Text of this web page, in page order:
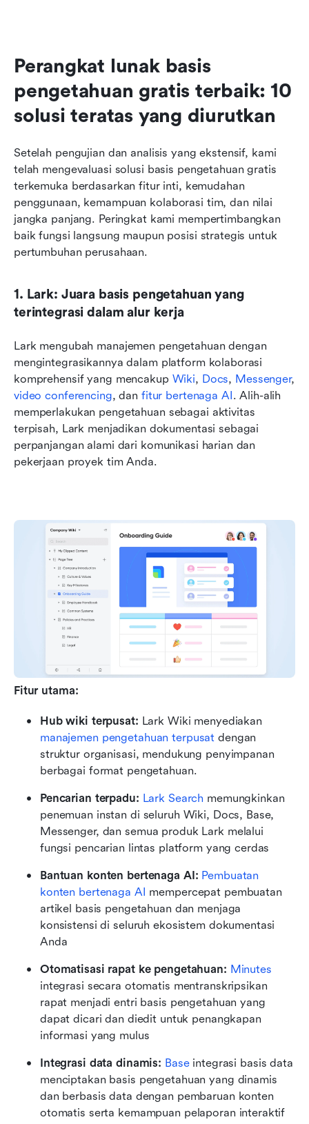
Perangkat lunak basis
pengetahuan gratis terbaik: 10
solusi teratas yang diurutkan
Setelah pengujian dan analisis yang ekstensif, kami
telah mengevaluasi solusi basis pengetahuan gratis
terkemuka berdasarkan fitur inti, kemudahan
penggunaan, kemampuan kolaborasi tim, dan nilai
jangka panjang. Peringkat kami mempertimbangkan
baik fungsi langsung maupun posisi strategis untuk
pertumbuhan perusahaan.
1. Lark: Juara basis pengetahuan yang
terintegrasi dalam alur kerja
Lark mengubah manajemen pengetahuan dengan
mengintegrasikannya dalam platform kolaborasi
komprehensif yang mencakup Wiki, Docs, Messenger
video conferencing, dan fitur bertenaga AI. Alih-alih
memperlakukan pengetahuan sebagai aktivitas
terpisah, Lark menjadikan dokumentasi sebagai
perpanjangan alami dari komunikasi harian dan
pekerjaan proyek tim Anda.
Fitur utama:
Hub wiki terpusat:
manajemen pengetahuan terpusat dengan
struktur organisasi, mendukung penyimpanan
berbagai format pengetahuan.
Pencarian terpadu: Lark Search memungkinkan
penemuan instan di seluruh Wiki, Docs, Base,
Messenger, dan semua produk Lark melalui
fungsi pencarian lintas platform yang cerdas
Bantuan konten bertenaga AI: Pembuatan
konten bertenaga AI mempercepat pembuatan
artikel basis pengetahuan dan menjaga
konsistensi di seluruh ekosistem dokumentasi
Anda
Otomatisasi rapat ke pengetahuan: Minutes
integrasi secara otomatis mentranskripsikan
rapat menjadi entri basis pengetahuan yang
dapat dicari dan diedit untuk penangkapan
informasi yang mulus
Integrasi data dinamis: Base integrasi basis data
menciptakan basis pengetahuan yang dinamis
dan berbasis data dengan pembaruan konten
otomatis serta kemampuan pelaporan interaktif